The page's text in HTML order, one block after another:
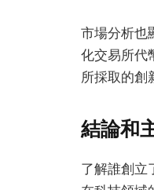
市場分析也
化交易所代
所採取的創
結論和
了解誰創立